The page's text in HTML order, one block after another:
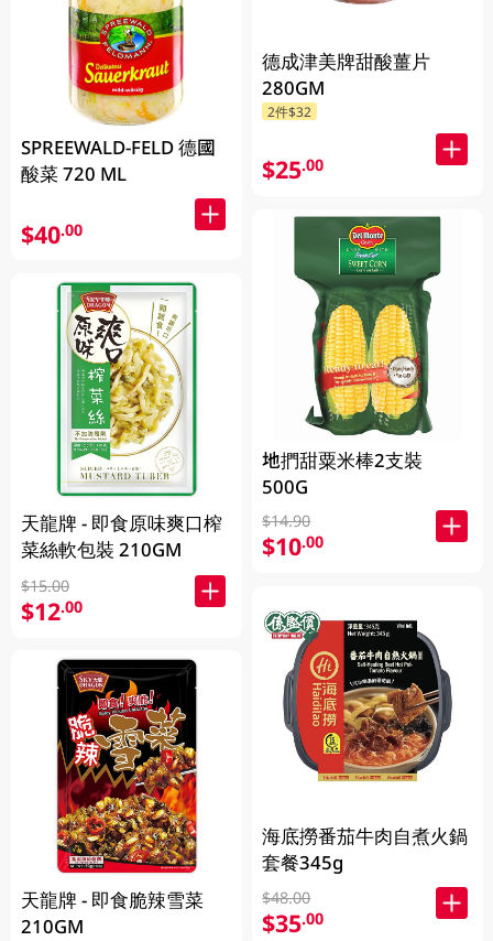
SPREEWALD-FELD 德國
酸菜 720 ML
$40.00
天龍牌 - 即食原味爽口榨
菜絲軟包裝 210GM
$15.00
$12.00
天龍牌 - 即食脆辣雪菜
210GM
德成津美牌甜酸薑片
280GM
2件$32
$25.00
地捫甜粟米棒2支裝
500G
$14.90
$10.00
海底撈番茄牛肉自煮火鍋
套餐345g
$48.00
$35.00